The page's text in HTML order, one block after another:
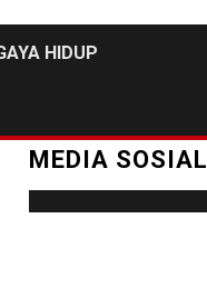
HIDUP
MEDIA SOSIAL